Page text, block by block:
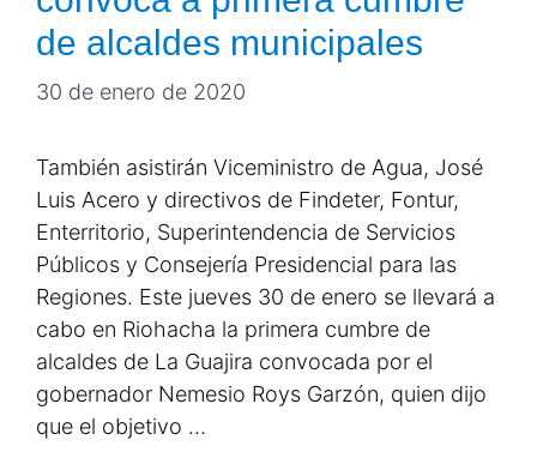
de alcaldes municipales
30 de enero de 2020
También asistirán Viceministro de Agua, José
Luis Acero y directivos de Findeter, Fontur,
Enterritorio, Superintendencia de Servicios
Públicos y Consejería Presidencial para las
Regiones. Este jueves 30 de enero se llevará a
cabo en Riohacha la primera cumbre de
alcaldes de La Guajira convocada por el
gobernador Nemesio Roys Garzón, quien dijo
que el objetivo …